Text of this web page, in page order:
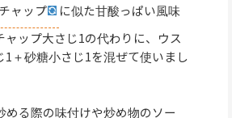
ャップ
に似た甘酸っぱい風味
ャップ大さじ1の代わりに、ウス
1＋砂糖小さじ1を混ぜて使いまし
める際の味付けや炒め物のソー